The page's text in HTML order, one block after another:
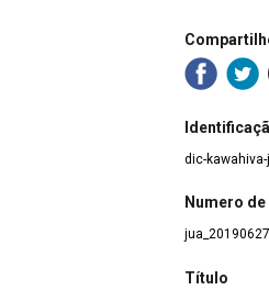
dic-
Numero
Título